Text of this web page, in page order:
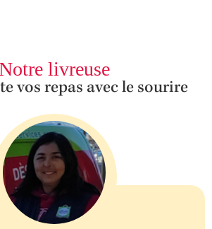
livreuse
vos repas avec le sourire